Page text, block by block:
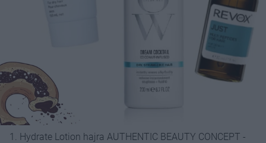
1. Hydrate Lotion hajra AUTHENTIC BEAUTY CONCEPT -